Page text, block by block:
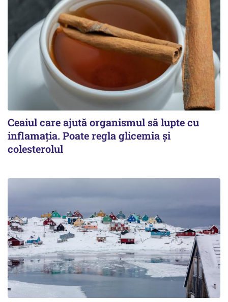
Ceaiul care ajută organismul să lupte cu
inflamația. Poate regla glicemia și
colesterolul